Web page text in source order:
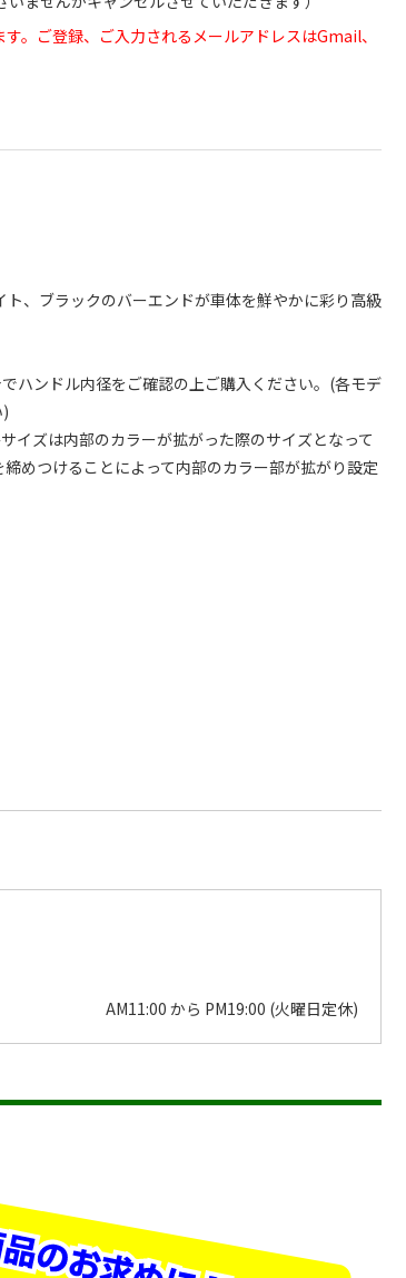
ご登録、ご入力されるメールアドレスはGmail、
、ブラックのバーエンドが車体を鮮やかに彩り高級
ハンドル内径をご確認の上ご購入ください。(各モデ
ズは内部のカラーが拡がった際のサイズとなって
めつけることによって内部のカラー部が拡がり設定
AM11:00 から PM19:00 (火曜日定休)